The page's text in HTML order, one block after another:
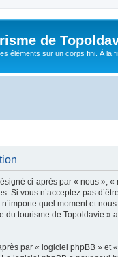
de
éléments sur un corps fini. À la
ci-après par « nous »,
Si vous n’acceptez pas
quel moment et
du tourisme de Topoldavie
par « logiciel phpBB »